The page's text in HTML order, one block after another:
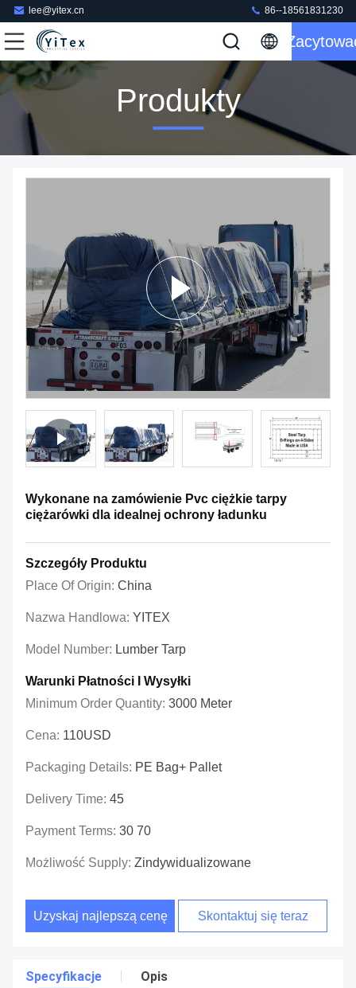
lee@yitex.cn 86--18561831230
Produkty
Wykonane na zamówienie Pvc ciężkie tarpy
ciężarówki dla idealnej ochrony ładunku
Szczegóły Produktu
Place Of Origin: China
Nazwa Handlowa: YITEX
Model Number: Lumber Tarp
Warunki Płatności I Wysyłki
Minimum Order Quantity: 3000 Meter
Cena: 110USD
Packaging Details: PE Bag+ Pallet
Delivery Time: 45
Payment Terms: 30 70
Możliwość Supply: Zindywidualizowane
Uzyskaj najlepszą cenę Skontaktuj się teraz
Specyfikacje Opis